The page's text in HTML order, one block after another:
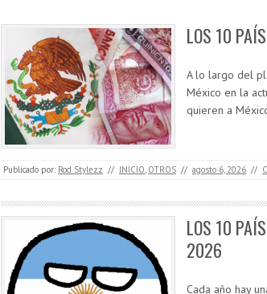
LOS 10
A lo largo del
México en la
quieren a
Publicado por: Rod Stylezz // INICIO OTROS // agosto 6, 2026 //
LOS 10
2026
Cada año hay